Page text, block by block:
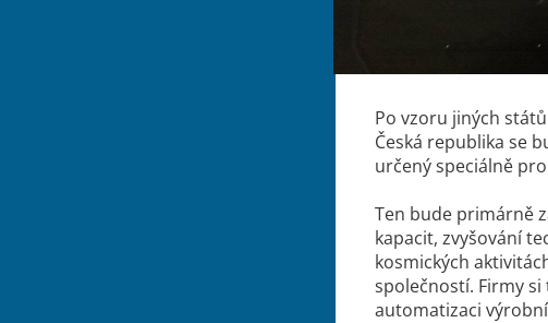
Po vzoru jiných
Česká republika se
určený speciálně
Ten bude primárně
kapacit, zvyšování
kosmických
společností. Firmy
automatizaci